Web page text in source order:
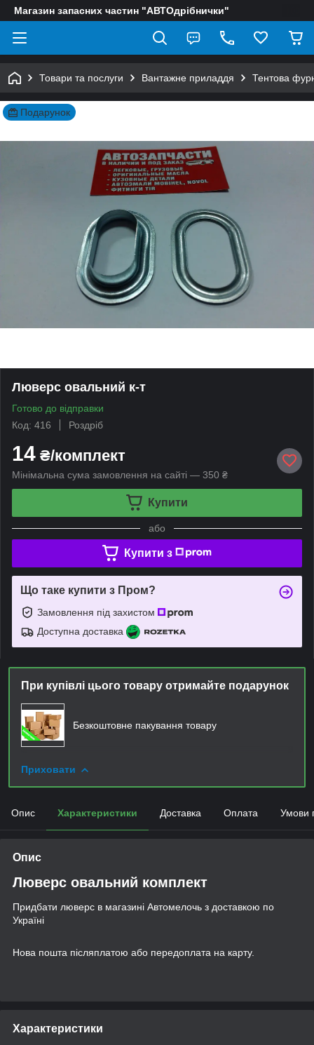
Магазин запасних частин "АВТОдрібнички"
Товари та послуги Вантажне приладдя Тентова
Подарунок
Люверс овальний к-т
Готово до відправки
Код: 416
Роздріб
14 ₴/комплект
Мінімальна сума замовлення на сайті — 350 ₴
Купити
або
Купити з
Що таке купити з Пром?
Замовлення під захистом
Доступна доставка
При купівлі цього товару отримайте подарунок
Безкоштовне пакування товару
Приховати
Опис Характеристики Доставка Оплата Умови
Опис
Люверс овальний комплект
Придбати люверс в магазині Автомелочь з доставкою по
Україні
Нова пошта післяплатою або передоплата на карту.
Характеристики